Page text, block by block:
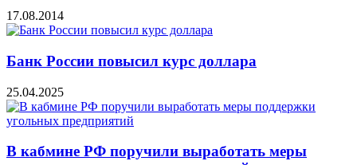
17.08.2014
Банк России повысил курс доллара
25.04.2025
В кабмине РФ поручили выработать меры